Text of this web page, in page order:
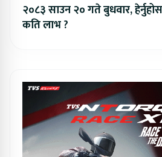
२०८३ साउन २० गते बुधवार,
कति लाभ ?